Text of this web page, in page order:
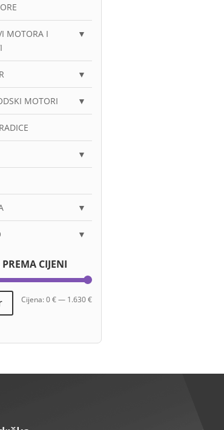
MOTORA I
▼
▼
MOTORI ▼
▼
▼
▼
PREMA CIJENI
Min
Maks
Cijena:0 €— 1.630 €